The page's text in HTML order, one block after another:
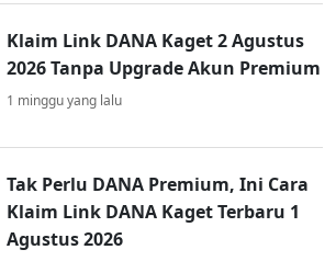
Klaim Link DANA Kaget 2 Agustus
2026 Tanpa Upgrade Akun Premium
1 minggu yang lalu
Tak Perlu DANA Premium, Ini Cara
Klaim Link DANA Kaget Terbaru 1
Agustus 2026